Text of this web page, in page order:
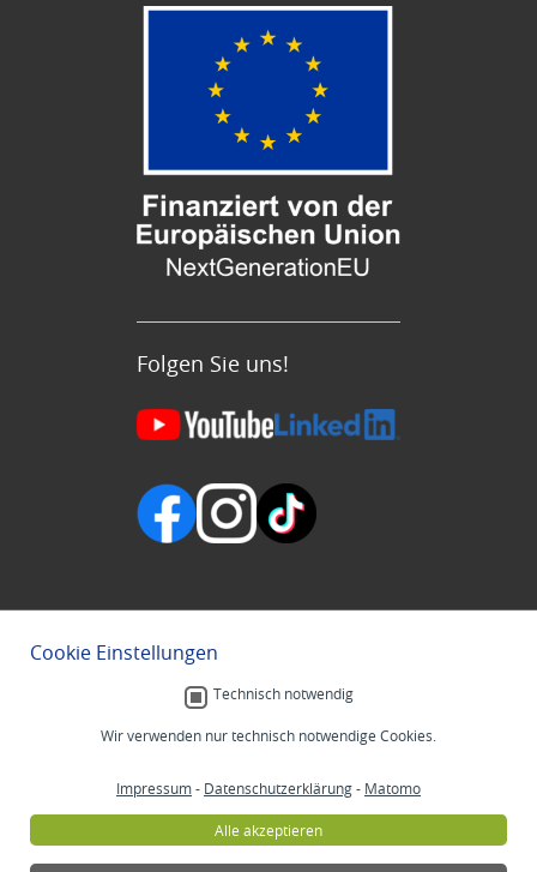
Folgen Sie uns!
Cookie Einstellungen
Technisch notwendig
Wir verwenden nur technisch notwendige Cookies.
Impressum- Datenschutzerklärung- Matomo
Alle akzeptieren